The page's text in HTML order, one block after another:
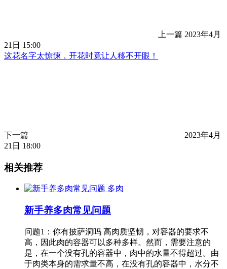
上一篇 2023年4月
21日 15:00
这花名字太惊悚，开花时竟让人移不开眼！
下一篇
2023年4月
21日 18:00
相关推荐
多肉
新手养多肉常见问题
问题1：你有披萨洞吗 高肉质坚韧，对容器的要求不
高，因此肉的容器可以多种多样。然而，需要注意的
是，在一个没有孔的容器中，肉中的水量不得超过。由
于肉类本身的需求量不高，在没有孔的容器中，水分不